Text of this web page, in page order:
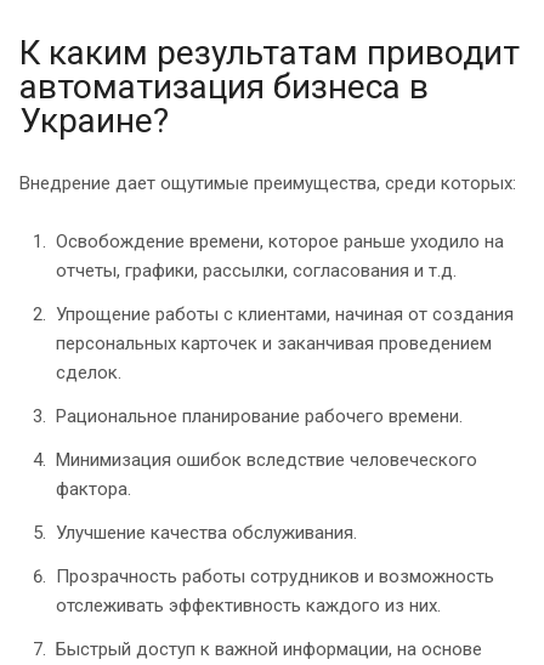
К каким результатам приводит
автоматизация бизнеса в
Украине?
Внедрение дает ощутимые преимущества, среди которых:
Освобождение времени, которое раньше уходило на
отчеты, графики, рассылки, согласования и т.д.
Упрощение работы с клиентами, начиная от создания
персональных карточек и заканчивая проведением
сделок.
Рациональное планирование рабочего времени.
Минимизация ошибок вследствие человеческого
фактора.
Улучшение качества обслуживания.
Прозрачность работы сотрудников и возможность
отслеживать эффективность каждого из них.
Быстрый доступ к важной информации, на основе